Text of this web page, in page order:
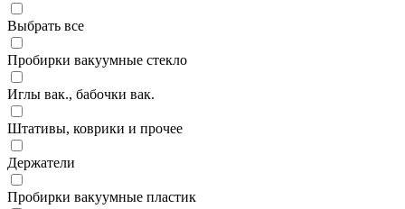
Выбрать все
Пробирки вакуумные стекло
Иглы вак., бабочки вак.
Штативы, коврики и прочее
Держатели
Пробирки вакуумные пластик